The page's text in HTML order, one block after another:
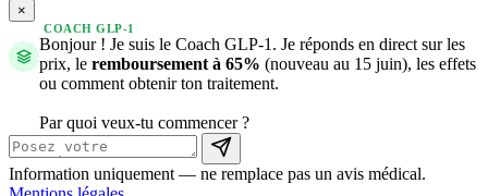
×
COACH GLP-1
Bonjour ! Je suis le Coach GLP-1. Je réponds en direct sur les
prix, le remboursement à 65% (nouveau au 15 juin), les effets
ou comment obtenir ton traitement.
Par quoi veux-tu commencer ?
Information uniquement — ne remplace pas un avis médical.